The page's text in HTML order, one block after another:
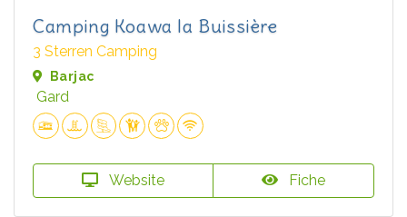
Camping Koawa la Buissière
3 Sterren Camping
Barjac
Gard
Website Fiche